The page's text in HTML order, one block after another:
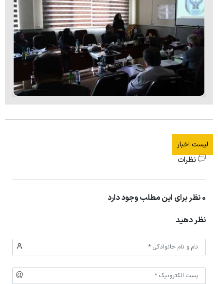
لیست اخبار
نظرات
0 نظر برای این مطلب وجود دارد
نظر دهید